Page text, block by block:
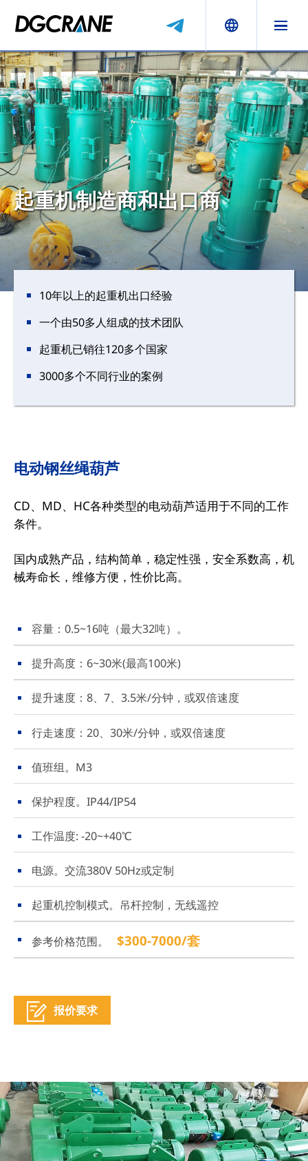
起重机制造商和出口商
10年以上的起重机出口经验
一个由50多人组成的技术团队
起重机已销往120多个国家
3000多个不同行业的案例
电动钢丝绳葫芦
CD、MD、HC各种类型的电动葫芦适用于不同的工作
条件。
国内成熟产品，结构简单，稳定性强，安全系数高，机
械寿命长，维修方便，性价比高。
容量：0.5~16吨（最大32吨）。
提升高度：6~30米(最高100米)
提升速度：8、7、3.5米/分钟，或双倍速度
行走速度：20、30米/分钟，或双倍速度
值班组。M3
保护程度。IP44/IP54
工作温度: -20~+40℃
电源。交流380V 50Hz或定制
起重机控制模式。吊杆控制，无线遥控
参考价格范围。 $300-7000/套
报价要求